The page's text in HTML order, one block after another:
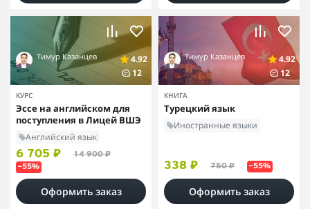
Тимур Казанцев
4.92
12
КУРС
Эссе на английском для
поступления в Лицей ВШЭ
Английский язык
6 705 ₽ 14 900 ₽
–55%
Оформить заказ
Тимур Казанцев
4.92
12
КНИГА
Турецкий язык
Иностранные языки
338 ₽ 750 ₽ –55%
Оформить заказ